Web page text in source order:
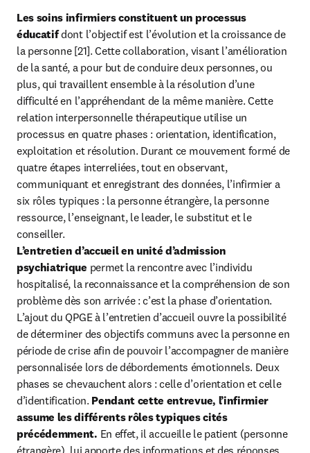
Les soins infirmiers constituent un processus
éducatif dont l’objectif est l’évolution et la croissance de
la personne [21]. Cette collaboration, visant l’amélioration
de la santé, a pour but de conduire deux personnes, ou
plus, qui travaillent ensemble à la résolution d’une
difficulté en l’appréhendant de la même manière. Cette
relation interpersonnelle thérapeutique utilise un
processus en quatre phases : orientation, identification,
exploitation et résolution. Durant ce mouvement formé de
quatre étapes interreliées, tout en observant,
communiquant et enregistrant des données, l’infirmier a
six rôles typiques : la personne étrangère, la personne
ressource, l’enseignant, le leader, le substitut et le
L’entretien d’accueil en unité d’admission
psychiatrique permet la rencontre avec l’individu
hospitalisé, la reconnaissance et la compréhension de son
problème dès son arrivée : c’est la phase d’orientation.
L’ajout du QPGE à l’entretien d’accueil ouvre la possibilité
de déterminer des objectifs communs avec la personne en
période de crise afin de pouvoir l’accompagner de manière
personnalisée lors de débordements émotionnels. Deux
phases se chevauchent alors : celle d’orientation et celle
d’identification. Pendant cette entrevue, l’infirmier
assume les différents rôles typiques cités
précédemment. En effet, il accueille le patient (personne
étrangère), lui apporte des informations et des réponses